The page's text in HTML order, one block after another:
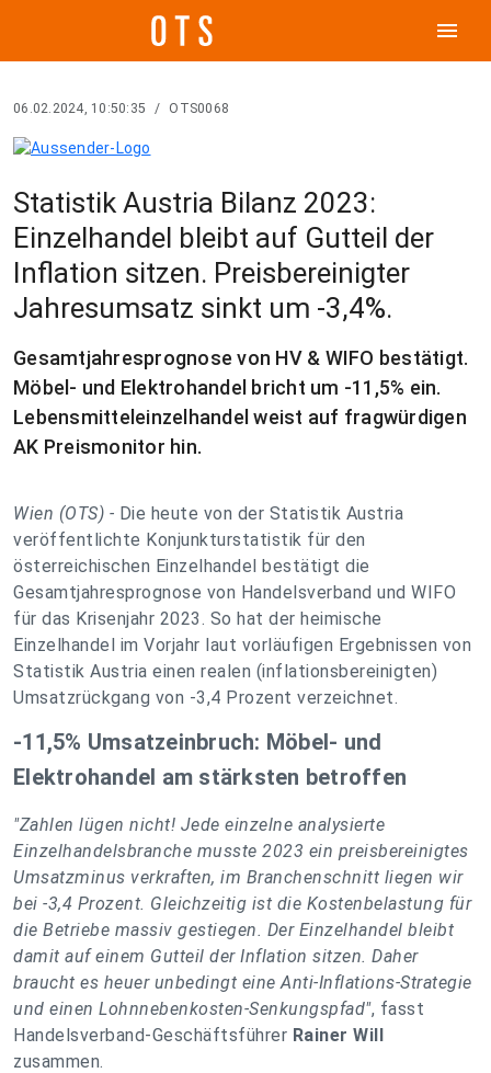
menu
06.02.2024, 10:50:35 / OTS0068
Statistik Austria Bilanz 2023:
Einzelhandel bleibt auf Gutteil der
Inflation sitzen. Preisbereinigter
Jahresumsatz sinkt um -3,4%.
Gesamtjahresprognose von HV & WIFO bestätigt.
Möbel- und Elektrohandel bricht um -11,5% ein.
Lebensmitteleinzelhandel weist auf fragwürdigen
AK Preismonitor hin.
Wien (OTS) - Die heute von der Statistik Austria
veröffentlichte Konjunkturstatistik für den
österreichischen Einzelhandel bestätigt die
Gesamtjahresprognose von Handelsverband und WIFO
für das Krisenjahr 2023. So hat der heimische
Einzelhandel im Vorjahr laut vorläufigen Ergebnissen von
Statistik Austria einen realen (inflationsbereinigten)
Umsatzrückgang von -3,4 Prozent verzeichnet.
-11,5% Umsatzeinbruch: Möbel- und
Elektrohandel am stärksten betroffen
"Zahlen lügen nicht! Jede einzelne analysierte
Einzelhandelsbranche musste 2023 ein preisbereinigtes
Umsatzminus verkraften, im Branchenschnitt liegen wir
bei -3,4 Prozent. Gleichzeitig ist die Kostenbelastung für
die Betriebe massiv gestiegen. Der Einzelhandel bleibt
damit auf einem Gutteil der Inflation sitzen. Daher
braucht es heuer unbedingt eine Anti-Inflations-Strategie
und einen Lohnnebenkosten-Senkungspfad", fasst
Handelsverband-Geschäftsführer Rainer Will
zusammen.